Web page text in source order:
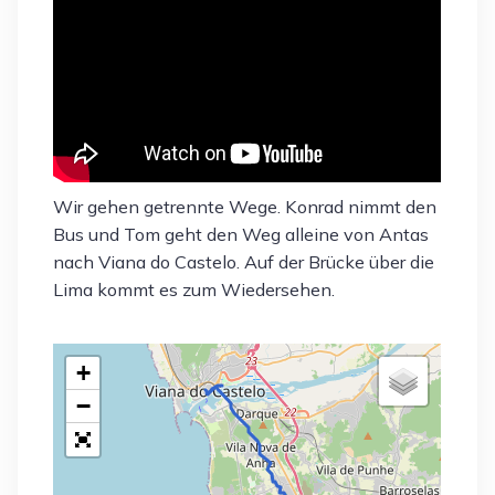
Wir gehen getrennte Wege. Konrad nimmt den
Bus und Tom geht den Weg alleine von Antas
nach Viana do Castelo. Auf der Brücke über die
Lima kommt es zum Wiedersehen.
+
−